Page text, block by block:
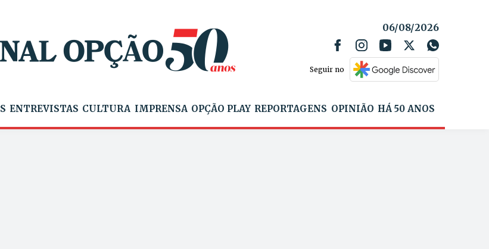
06/08/2026
Seguir no
ENTREVISTAS CULTURA IMPRENSA OPÇÃO PLAY REPORTAGENS OPINIÃO HÁ 50 ANOS